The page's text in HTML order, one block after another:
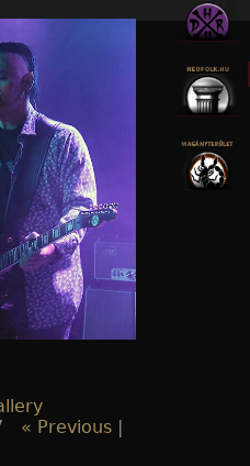
navigation
« Previous